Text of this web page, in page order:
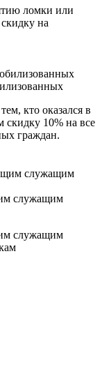
ломки или
на
кто оказался в
10% на все
граждан.
служащим
служащим